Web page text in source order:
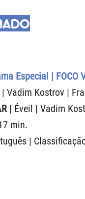
Especial | FOCO
Vadim Kostrov |
| Éveil | Vadim
min.
|